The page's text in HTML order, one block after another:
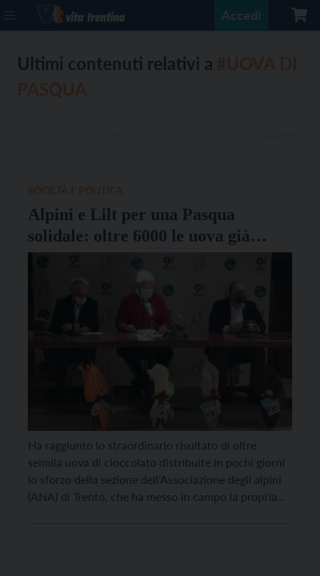
Accedi
Ultimi contenuti relativi a
Alpini e Lilt per una Pasqua
solidale: oltre 6000 le uova già
vendute
Ha raggiunto lo straordinario risultato di oltre
seimila uova di cioccolato distribuite in pochi giorni
lo sforzo della sezione dell’Associazione degli alpini
(ANA) di Trento, che ha messo in campo la propria